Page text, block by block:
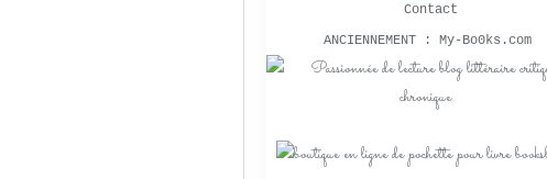
Contact
ANCIENNEMENT : My-Bo0ks.com